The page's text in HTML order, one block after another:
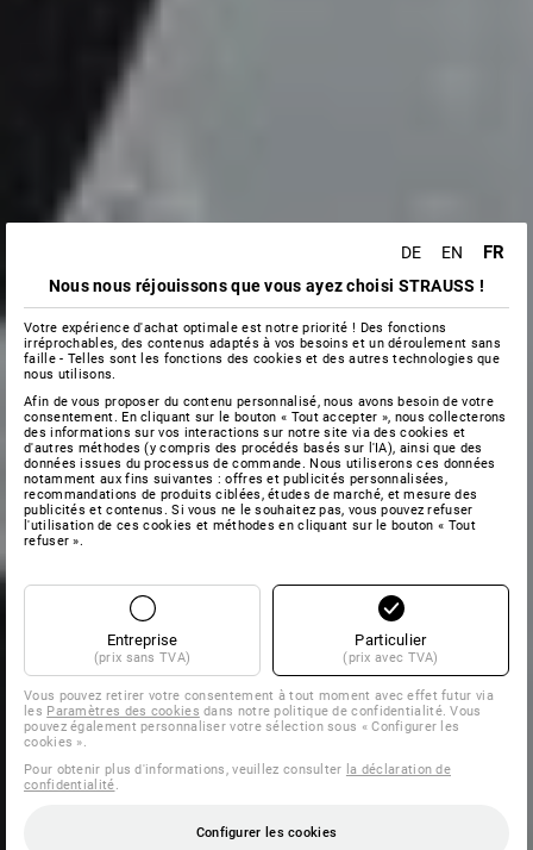
DE EN FR
Nous nous réjouissons que vous ayez choisi STRAUSS !
Votre expérience d'achat optimale est notre priorité ! Des fonctions
irréprochables, des contenus adaptés à vos besoins et un déroulement sans
faille - Telles sont les fonctions des cookies et des autres technologies que
nous utilisons.
Afin de vous proposer du contenu personnalisé, nous avons besoin de votre
consentement. En cliquant sur le bouton « Tout accepter », nous collecterons
des informations sur vos interactions sur notre site via des cookies et
d'autres méthodes (y compris des procédés basés sur l'IA), ainsi que des
données issues du processus de commande. Nous utiliserons ces données
notamment aux fins suivantes : offres et publicités personnalisées,
recommandations de produits ciblées, études de marché, et mesure des
publicités et contenus. Si vous ne le souhaitez pas, vous pouvez refuser
l'utilisation de ces cookies et méthodes en cliquant sur le bouton « Tout
refuser ».
Entreprise
(prix sans TVA)
Particulier
(prix avec TVA)
Vous pouvez retirer votre consentement à tout moment avec effet futur via
les Paramètres des cookies dans notre politique de confidentialité. Vous
pouvez également personnaliser votre sélection sous « Configurer les
cookies ».
Pour obtenir plus d'informations, veuillez consulter la déclaration de
confidentialité.
Configurer les cookies